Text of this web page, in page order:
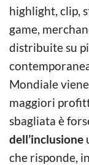
highlight, clip,
game,
distribuite su
Mondiale
maggiori
sbagliata è
dell’inclusione
che risponde,